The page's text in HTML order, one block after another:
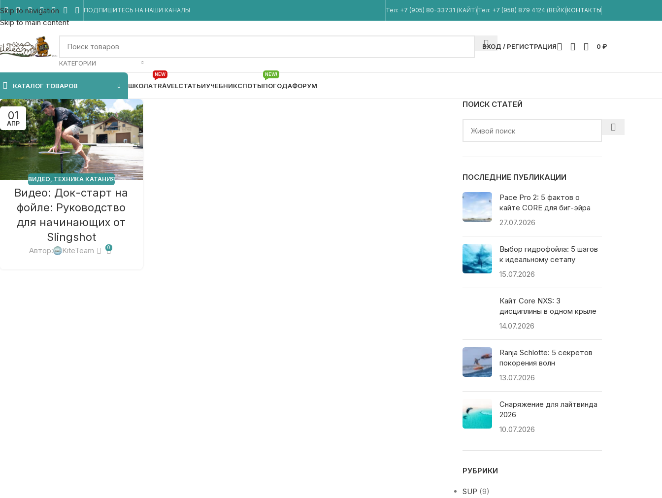
Skip to navigation
Skip to main content
ПОДПИШИТЕСЬ НА НАШИ КАНАЛЫ
Тел: +7 (905) 80-33731 (КАЙТ) Тел: +7 (958) 879 4124 (ВЕЙК) КОНТАКТЫ
КАТЕГОРИИ
ВХОД / РЕГИСТРАЦИЯ 0 ₽
КАТАЛОГ ТОВАРОВ ШКОЛАTRAVEL
NEW
СТАТЬИУЧЕБНИКСПОТЫПОГОДА
NEW!
ФОРУМ
01
АПР
ВИДЕО ТЕХНИКА КАТАНИЯ
Видео: Док-старт на
фойле: Руководство
для начинающих от
Slingshot
Автор: KiteTeam 0
ПОИСК СТАТЕЙ
ПОСЛЕДНИЕ ПУБЛИКАЦИИ
Pace Pro 2: 5 фактов о
кайте CORE для биг-эйра
27.07.2026
Выбор гидрофойла: 5 шагов
к идеальному сетапу
15.07.2026
Кайт Core NXS: 3
дисциплины в одном крыле
14.07.2026
Ranja Schlotte: 5 секретов
покорения волн
13.07.2026
Снаряжение для лайтвинда
2026
10.07.2026
РУБРИКИ
SUP (9)